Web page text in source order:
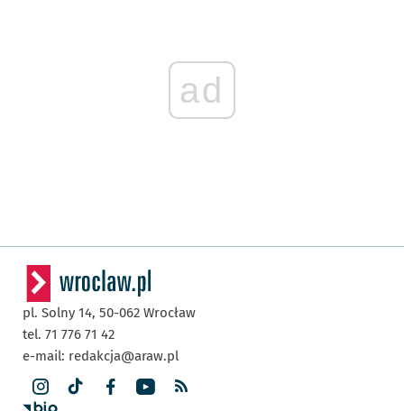
ad
pl. Solny 14, 50-062 Wrocław
tel. 71 776 71 42
e-mail: redakcja@araw.pl